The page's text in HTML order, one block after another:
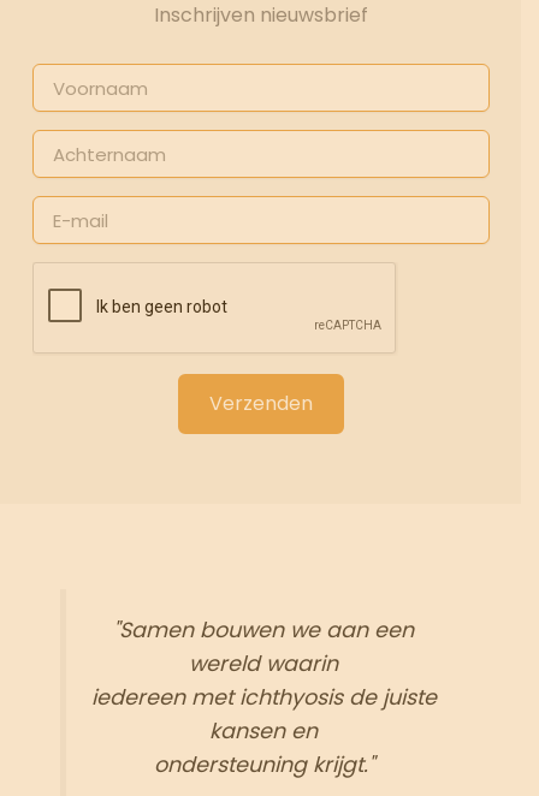
Inschrijven nieuwsbrief
"Samen bouwen we aan een
wereld waarin
iedereen met ichthyosis de juiste
kansen en
ondersteuning krijgt."